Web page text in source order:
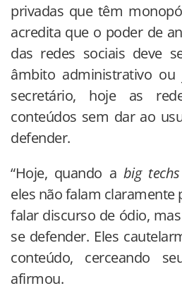
privadas que têm
acredita que o poder de
das redes sociais deve
âmbito administrativo ou
secretário, hoje as
conteúdos sem dar ao
defender.
“Hoje, quando a big techs
eles não falam claramente
falar discurso de ódio,
se defender. Eles
conteúdo, cerceando
afirmou.